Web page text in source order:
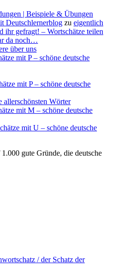
| Beispiele & Übungen
Deutschlernerblog zu eigentlich
ihr gefragt! – Wortschätze teilen
da noch…
über uns
mit P – schöne deutsche
mit P – schöne deutsche
allerschönsten Wörter
mit M – schöne deutsche
mit U – schöne deutsche
gute Gründe, die deutsche
/ der Schatz der